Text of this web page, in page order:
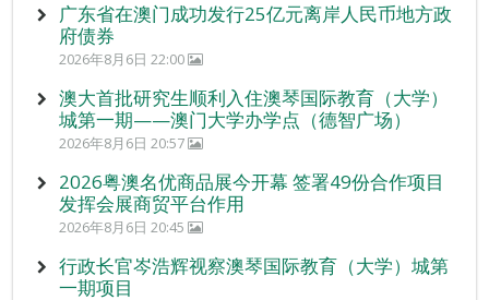
广东省在澳门成功发行25亿元离岸人民币地方政
府债券
2026年8月6日 22:00
澳大首批研究生顺利入住澳琴国际教育（大学）
城第一期——澳门大学办学点（德智广场）
2026年8月6日 20:57
2026粤澳名优商品展今开幕 签署49份合作项目
发挥会展商贸平台作用
2026年8月6日 20:45
行政长官岑浩辉视察澳琴国际教育（大学）城第
一期项目